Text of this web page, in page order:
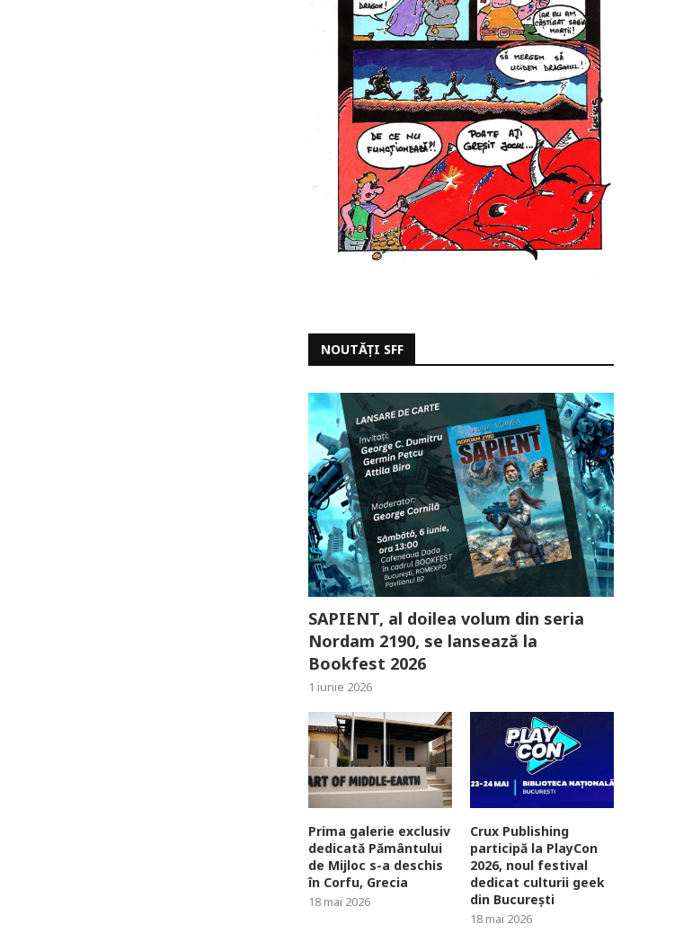
NOUTĂȚI SFF
SAPIENT, al doilea volum din seria
Nordam 2190, se lansează la
Bookfest 2026
1 iunie 2026
Prima galerie exclusiv
dedicată Pământului
de Mijloc s-a deschis
în Corfu, Grecia
18 mai 2026
Crux Publishing
participă la PlayCon
2026, noul festival
dedicat culturii geek
din București
18 mai 2026